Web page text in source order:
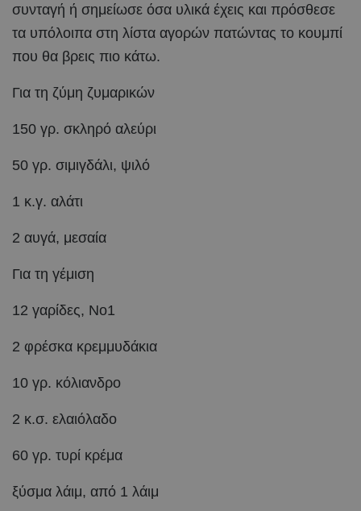
συνταγή ή σημείωσε όσα υλικά έχεις και πρόσθεσε
τα υπόλοιπα στη λίστα αγορών πατώντας το κουμπί
που θα βρεις πιο κάτω.
Για τη ζύμη ζυμαρικών
150 γρ. σκληρό αλεύρι
50 γρ. σιμιγδάλι, ψιλό
1 κ.γ. αλάτι
2 αυγά, μεσαία
Για τη γέμιση
12 γαρίδες, Νο1
2 φρέσκα κρεμμυδάκια
10 γρ. κόλιανδρο
2 κ.σ. ελαιόλαδο
60 γρ. τυρί κρέμα
ξύσμα λάιμ, από 1 λάιμ